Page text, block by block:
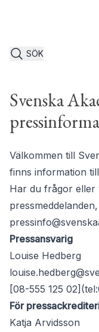
SÖK
Svenska
Välkommen till
finns information
Har du frågor eller
Pressansvarig
Louise Hedberg
[08-555 125
För
Katja Arvidsson